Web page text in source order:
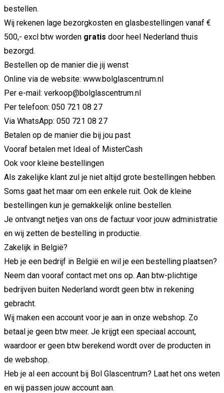
bestellen.
Wij rekenen lage bezorgkosten en glasbestellingen vanaf €
500,- excl btw worden gratis door heel Nederland thuis
bezorgd.
Bestellen op de manier die jij wenst
Online via de website: www.bolglascentrum.nl
Per e-mail: verkoop@bolglascentrum.nl
Per telefoon: 050 721 08 27
Via WhatsApp: 050 721 08 27
Betalen op de manier die bij jou past
Vooraf betalen met Ideal of MisterCash
Ook voor kleine bestellingen
Als zakelijke klant zul je niet altijd grote bestellingen hebben.
Soms gaat het maar om een enkele ruit. Ook de kleine
bestellingen kun je gemakkelijk online bestellen.
Je ontvangt netjes van ons de factuur voor jouw administratie
en wij zetten de bestelling in productie.
Zakelijk in België?
Heb je een bedrijf in België en wil je een bestelling plaatsen?
Neem dan vooraf contact met ons op. Aan btw-plichtige
bedrijven buiten Nederland wordt geen btw in rekening
gebracht.
Wij maken een account voor je aan in onze webshop. Zo
betaal je geen btw meer. Je krijgt een speciaal account,
waardoor er geen btw berekend wordt over de producten in
de webshop.
Heb je al een account bij Bol Glascentrum? Laat het ons weten
en wij passen jouw account aan.